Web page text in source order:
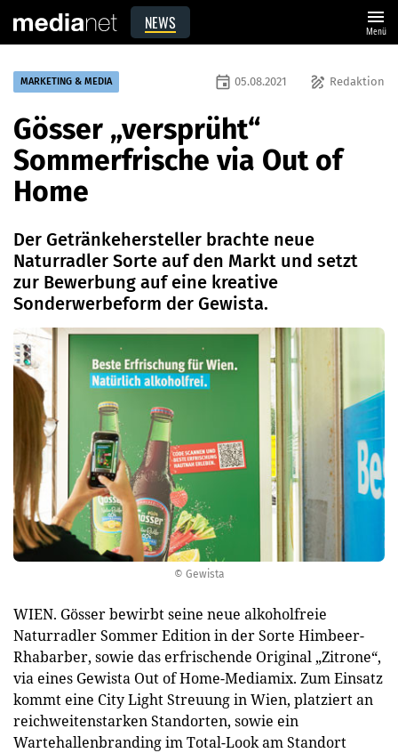
NEWS menu
Menü
© Gewista
MARKETING & MEDIA draw Redaktion
event 05.08.2021
Gösser „versprüht“
Sommerfrische via Out of
Home
Der Getränkehersteller brachte neue
Naturradler Sorte auf den Markt und setzt
zur Bewerbung auf eine kreative
Sonderwerbeform der Gewista.
WIEN. Gösser bewirbt seine neue alkoholfreie
Naturradler Sommer Edition in der Sorte Himbeer-
Rhabarber, sowie das erfrischende Original „Zitrone“,
via eines Gewista Out of Home-Mediamix. Zum Einsatz
kommt eine City Light Streuung in Wien, platziert an
reichweitenstarken Standorten, sowie ein
Wartehallenbranding im Total-Look am Standort